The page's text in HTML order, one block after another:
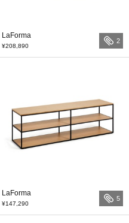
LaForma
¥208,890
2
LaForma
¥147,290
5